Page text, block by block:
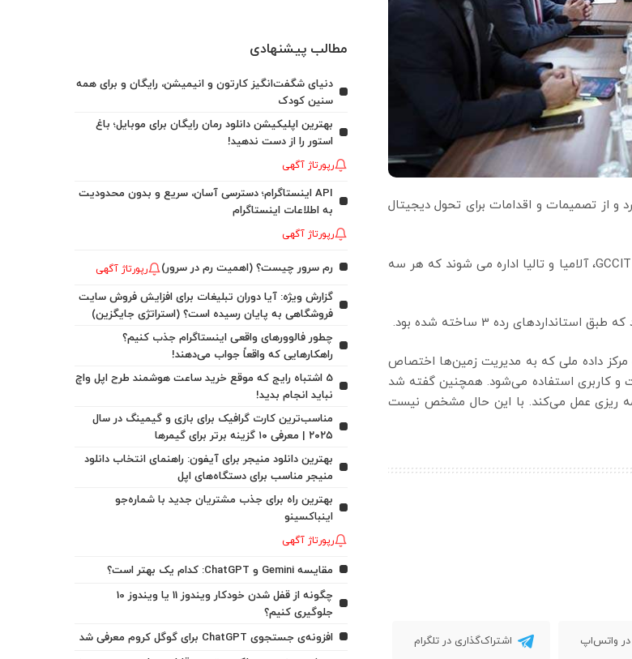
و از تصمیمات و اقدامات برای تحول دیجیتال
بر اساس گزارش دیتاسنتر ژورنال، عراق دارای سه مرکز داده است که توسط GCCIT، آلامیا و تالیا اداره می شوند که هر سه
رده 3 ساخته شده بود.
مرکز داده ملی که به مدیریت زمین‌ها اختصاص
و کاربری استفاده می‌شود. همچنین گفته شد
ریزی عمل می‌کند. با این حال مشخص نیست
در واتس‌اپ اشتراک‌گذاری در تلگرام
مطالب پیشنهادی
دنیای شگفت‌انگیز کارتون و انیمیشن، رایگان و برای همه
سنین کودک
بهترین اپلیکیشن دانلود رمان رایگان برای موبایل؛ باغ
استور را از دست ندهید!
رپورتاژ آگهی
API اینستاگرام؛ دسترسی آسان، سریع و بدون محدودیت
به اطلاعات اینستاگرام
رپورتاژ آگهی
رم سرور چیست؟ (اهمیت رم در سرور) رپورتاژ آگهی
گزارش ویژه: آیا دوران تبلیغات برای افزایش فروش سایت
فروشگاهی به پایان رسیده است؟ (استراتژی جایگزین)
چطور فالوورهای واقعی اینستاگرام جذب کنیم؟
راهکارهایی که واقعاً جواب می‌دهند!
5 اشتباه رایج که موقع خرید ساعت هوشمند طرح اپل واچ
نباید انجام بدید!
مناسب‌ترین کارت گرافیک برای بازی و گیمینگ در سال
۲۰۲۵ | معرفی ۱۰ گزینه برتر برای گیمرها
بهترین دانلود منیجر برای آیفون: راهنمای انتخاب دانلود
منیجر مناسب برای دستگاه‌های اپل
بهترین راه برای جذب مشتریان جدید با شماره‌جو
اینباکسینو
رپورتاژ آگهی
مقایسه Gemini و ChatGPT: کدام یک بهتر است؟
چگونه از قفل شدن خودکار ویندوز 11 یا ویندوز 10
جلوگیری کنیم؟
افزونه‌ی جستجوی ChatGPT برای گوگل کروم معرفی شد